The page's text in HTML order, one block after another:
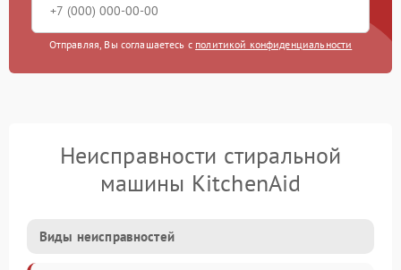
Отправляя, Вы соглашаетесь с политикой конфиденциальности
Неисправности стиральной
машины KitchenAid
Виды неисправностей